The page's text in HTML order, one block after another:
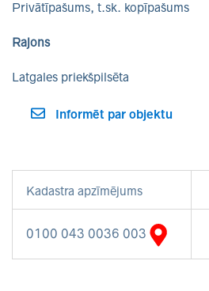
Privātīpašums, t.sk. kopīpašums
Rajons
Latgales priekšpilsēta
Informēt par objektu
Kadastra apzīmējums
0100 043 0036 003